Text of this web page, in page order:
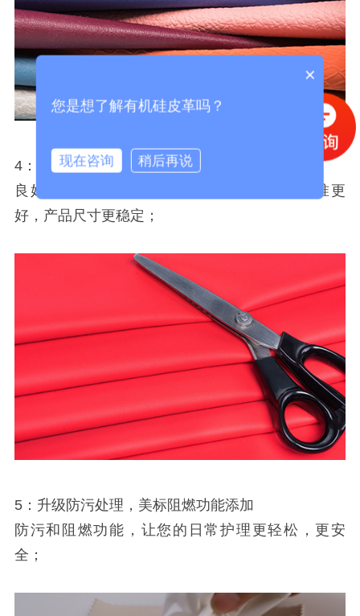
4：尺寸稳定，成型好
良好的成型信和尺寸稳定性使切割成型的精准更
好，产品尺寸更稳定；
5：升级防污处理，美标阻燃功能添加
防污和阻燃功能，让您的日常护理更轻松，更安
全；
×
您是想了解有机硅皮革吗？
现在咨询 稍后再说